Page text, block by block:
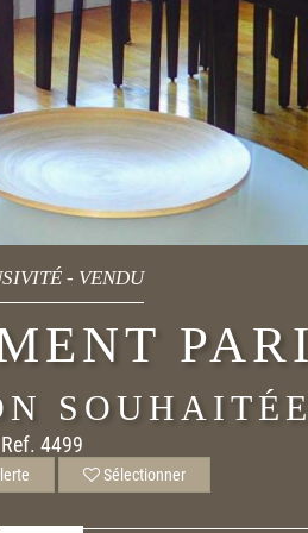
- VENDU
Ref. 4499
Sélectionner